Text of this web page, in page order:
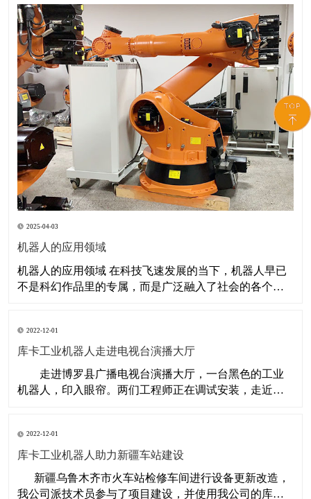
2025-04-03
机器人的应用领域
机器人的应用领域 在科技飞速发展的当下，机器人早已
不是科幻作品里的专属，而是广泛融入了社会的各个角
域展现出巨大的价值与潜力。 工业制造：提升效率与质
量 工业制造是机器人应用最为广泛的
2022-12-01
库卡工业机器人走进电视台演播大厅
​ 走进博罗县广播电视台演播大厅，一台黑色的工业
机器人，印入眼帘。两们工程师正在调试安装，走近细
几个黄色的安全标签，在提醒着人们，要安全操作。这
是
2022-12-01
库卡工业机器人助力新疆车站建设
​ 新疆乌鲁木齐市火车站检修车间进行设备更新改造，
我公司派技术员参与了项目建设，并使用我公司的库卡